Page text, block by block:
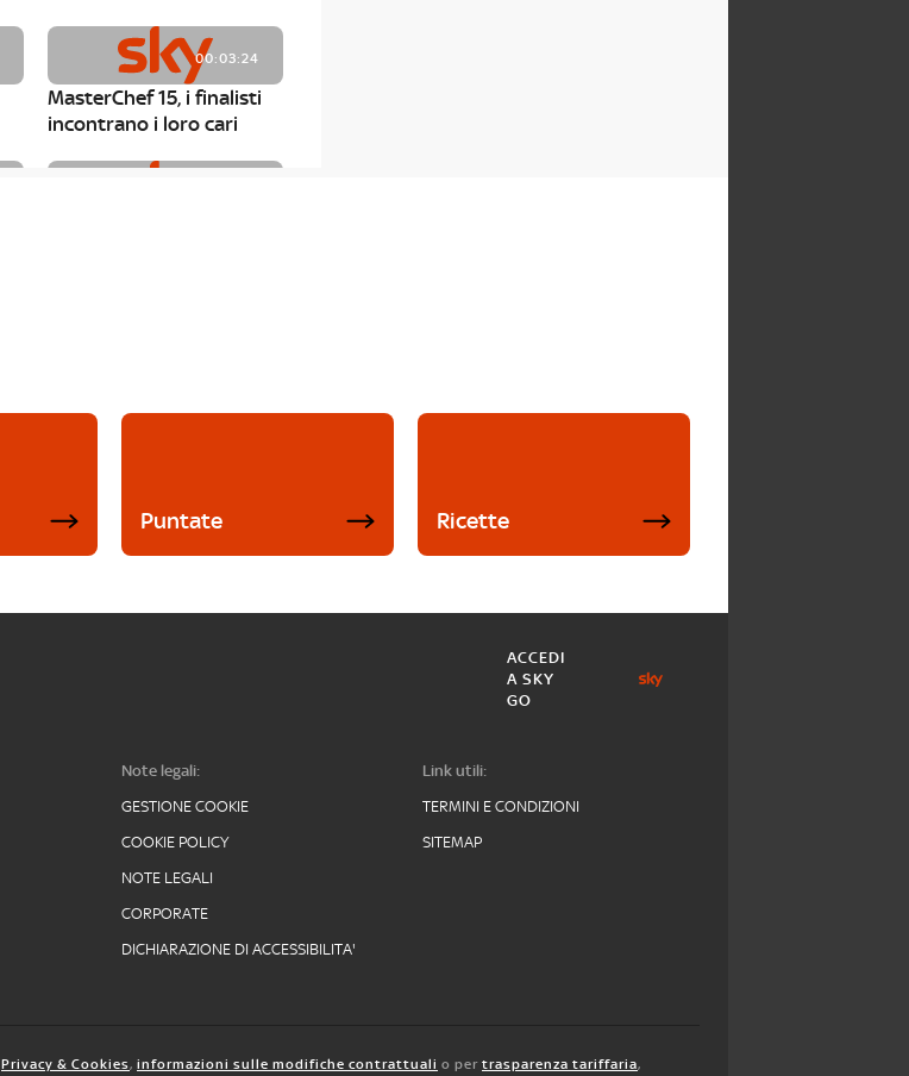
00:03:24
MasterChef 15, i finalisti
incontrano i loro cari
Puntate Ricette
ACCEDI
A SKY
GO
Note legali:
GESTIONE COOKIE
COOKIE POLICY
NOTE LEGALI
CORPORATE
DICHIARAZIONE DI ACCESSIBILITA'
Link utili:
TERMINI E CONDIZIONI
SITEMAP
Privacy & Cookies, informazioni sulle modifiche contrattuali o per trasparenza tariffaria,